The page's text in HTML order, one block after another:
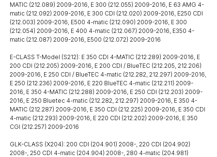
MATIC (212.089) 2009-2016, E 300 (212.055) 2009-2016, E 63 AMG 4-
matic (212.092) 2009-2016, E 300 CDI (212.020) 2009-2016, E250 CDI
(212.003) 2009-2016, E500 4-matic (212.090) 2009-2016, E 300
(212.054) 2009-2016, E 400 4-matic (212.067) 2009-2016, E350 4-
matic (212.087) 2009-2016, E500 (212.072) 2009-2016
E-CLASS T-Model (S212): E 350 CDI 4-MATIC (212.289) 2009-2016, E
200 CDI (212.205) 2009-2016, E 200 CDI / BlueTEC (212.205, 212.206)
2009-2016, E 250 CDI / BlueTEC 4-matic (212.282, 212.297) 2009-2016,
E 250 (212.236) 2009-2016, E 220 BlueTEC 4-matic (212.211) 2009-
2016, E 350 4-MATIC (212.288) 2009-2016, E 250 CDI (212.203) 2009-
2016, E 250 Bluetec 4-matic (212.282, 212.297) 2009-2016, E 350 4-
MATIC (212.287) 2009-2016, E 350 CDI (212.225) 2009-2016, E 350 CDI
4-matic (212.293) 2009-2016, E 220 CDI (212.202) 2009-2016, E 350
CGI (212.257) 2009-2016
GLK-CLASS (X204): 200 CDI (204.901) 2008-, 220 CDI (204.902)
2008-, 250 CDI 4-matic (204.904) 2008-, 280 4-matic (204.981)